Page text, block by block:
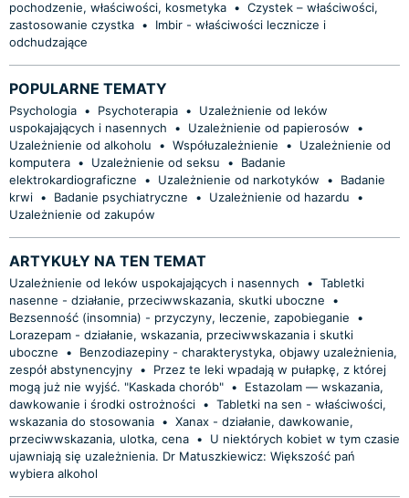
pochodzenie, właściwości, kosmetyka • Czystek – właściwości,
zastosowanie czystka •
Imbir - właściwości lecznicze i
odchudzające
POPULARNE TEMATY
Psychologia • Psychoterapia •
Uzależnienie od leków
uspokajających i nasennych
• Uzależnienie od papierosów
•
Uzależnienie od alkoholu
• Współuzależnienie •
Uzależnienie od
komputera • Uzależnienie od seksu •
Badanie
elektrokardiograficzne
• Uzależnienie od narkotyków •
Badanie
krwi • Badanie psychiatryczne • Uzależnienie od hazardu
•
Uzależnienie od zakupów
ARTYKUŁY NA TEN TEMAT
Uzależnienie od leków uspokajających i nasennych • Tabletki
nasenne - działanie, przeciwwskazania, skutki uboczne
•
Bezsenność (insomnia) - przyczyny, leczenie, zapobieganie
•
Lorazepam - działanie, wskazania, przeciwwskazania i skutki
uboczne
•
Benzodiazepiny - charakterystyka, objawy uzależnienia,
zespół abstynencyjny •
Przez te leki wpadają w pułapkę, z której
mogą już nie wyjść. "Kaskada chorób" •
Estazolam — wskazania,
dawkowanie i środki ostrożności • Tabletki na sen - właściwości,
wskazania do stosowania • Xanax - działanie, dawkowanie,
przeciwwskazania, ulotka, cena •
U niektórych kobiet w tym czasie
ujawniają się uzależnienia. Dr Matuszkiewicz: Większość pań
wybiera alkohol